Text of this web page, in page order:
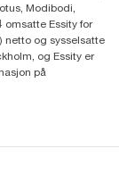
Modibodi,
omsatte Essity for
netto og sysselsatte
og Essity er
på